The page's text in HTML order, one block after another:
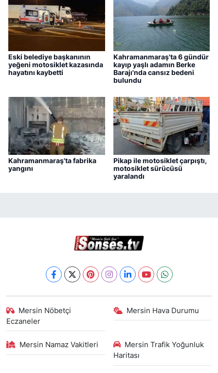
Eski belediye başkanının
yeğeni motosiklet kazasında
hayatını kaybetti
Kahramanmaraş'ta 6 gündür
kayıp yaşlı adamın Berke
Barajı'nda cansız bedeni
bulundu
Kahramanmaraş'ta fabrika
yangını
Pikap ile motosiklet çarpıştı,
motosiklet sürücüsü
yaralandı
Mersin Nöbetçi
Eczaneler
Mersin Hava Durumu
Mersin Namaz Vakitleri
Mersin Trafik Yoğunluk
Haritası